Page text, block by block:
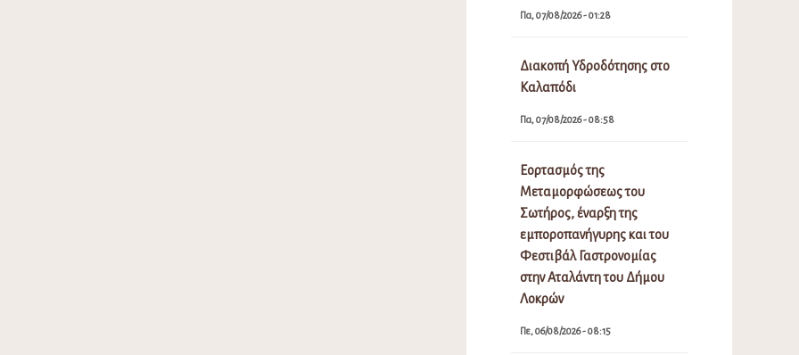
Πα, 07/08/2026 - 01:28
Διακοπή Υδροδότησης στο
Καλαπόδι
Πα, 07/08/2026 - 08:58
Εορτασμός της
Μεταμορφώσεως του
Σωτήρος, έναρξη της
εμποροπανήγυρης και του
Φεστιβάλ Γαστρονομίας
στην Αταλάντη του Δήμου
Λοκρών
Πε, 06/08/2026 - 08:15